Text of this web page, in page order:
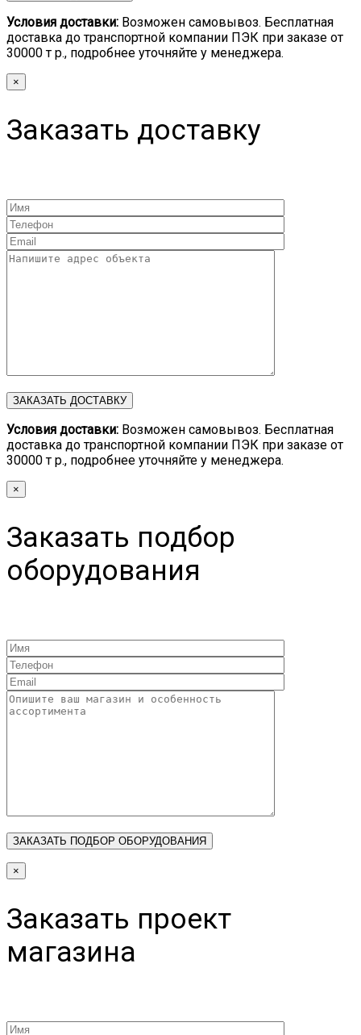
Условия доставки: Возможен самовывоз. Бесплатная
доставка до транспортной компании ПЭК при заказе от
30000 т р., подробнее уточняйте у менеджера.
×
Заказать доставку
Условия доставки: Возможен самовывоз. Бесплатная
доставка до транспортной компании ПЭК при заказе от
30000 т р., подробнее уточняйте у менеджера.
×
Заказать подбор
оборудования
×
Заказать проект
магазина